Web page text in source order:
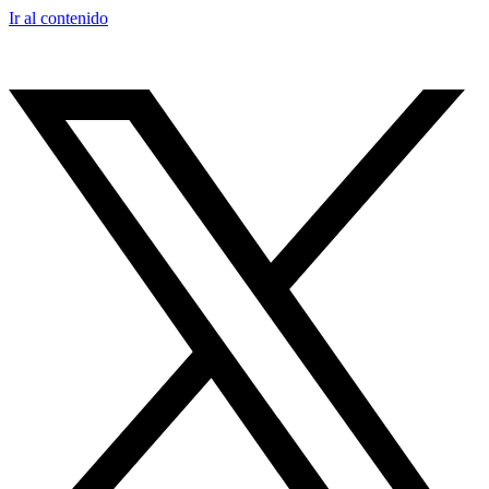
Ir al contenido